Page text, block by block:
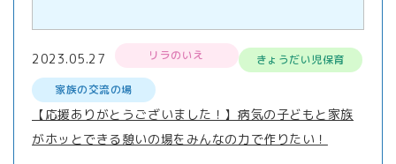
2023.05.27 リラのいえ
きょうだい児保育
家族の交流の場
【応援ありがとうございました！】病気の子どもと家族
がホッとできる憩いの場をみんなの力で作りたい！